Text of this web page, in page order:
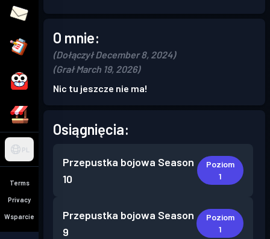
PL
Terms
Privacy
Wsparcie
O mnie:
(Dołączył December 8, 2024)
(Grał March 19, 2026)
Nic tu jeszcze nie ma!
Osiągnięcia:
Przepustka bojowa Season
10
Poziom
1
Przepustka bojowa Season
9
Poziom
1